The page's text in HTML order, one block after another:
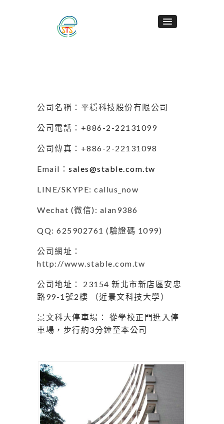
公司名稱：平穩科技股份有限公司
公司電話：+886-2-22131099
公司傳真：+886-2-22131098
Email： sales@stable.com.tw
LINE/SKYPE: callus_now
Wechat (微信): alan9386
QQ: 625902761 (驗證碼 1099)
公司網址：
http://www.stable.com.tw
公司地址： 23154 新北市新店區安忠
路99-1號2樓 （近景文科技大學）
景文科大停車場： 從學校正門進入停
車場，步行約3分鐘至本公司